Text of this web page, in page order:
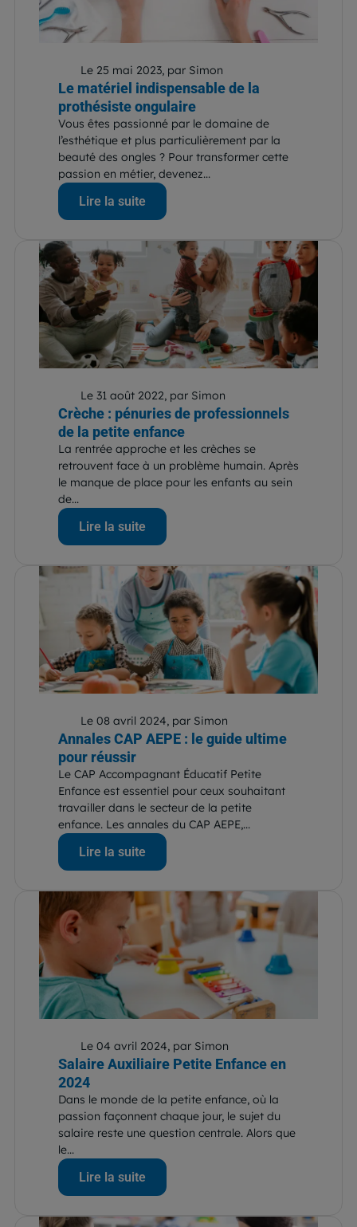
Le 25 mai 2023, par Simon
Le matériel indispensable de la
prothésiste ongulaire
Vous êtes passionné par le domaine de
l’esthétique et plus particulièrement par la
beauté des ongles ? Pour transformer cette
passion en métier, devenez...
Lire la suite
Le 31 août 2022, par Simon
Crèche : pénuries de professionnels
de la petite enfance
La rentrée approche et les crèches se
retrouvent face à un problème humain. Après
le manque de place pour les enfants au sein
de...
Lire la suite
Le 08 avril 2024, par Simon
Annales CAP AEPE : le guide ultime
pour réussir
Le CAP Accompagnant Éducatif Petite
Enfance est essentiel pour ceux souhaitant
travailler dans le secteur de la petite
enfance. Les annales du CAP AEPE,...
Lire la suite
Le 04 avril 2024, par Simon
Salaire Auxiliaire Petite Enfance en
2024
Dans le monde de la petite enfance, où la
passion façonnent chaque jour, le sujet du
salaire reste une question centrale. Alors que
le...
Lire la suite